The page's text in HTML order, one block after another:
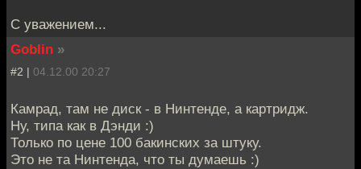
С уважением...
Goblin »
#2 | 04.12.00 20:27
Камрад, там не диск - в Нинтенде, а картридж.
Ну, типа как в Дэнди :)
Только по цене 100 бакинских за штуку.
Это не та Нинтенда, что ты думаешь :)